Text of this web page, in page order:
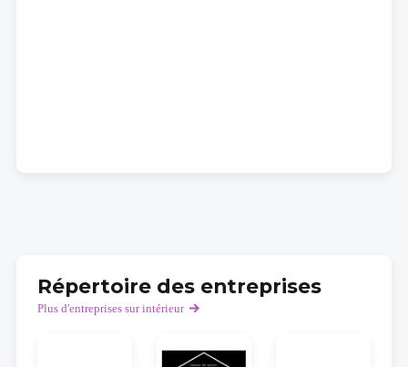
Répertoire des entreprises
Plus d'entreprises sur intérieur